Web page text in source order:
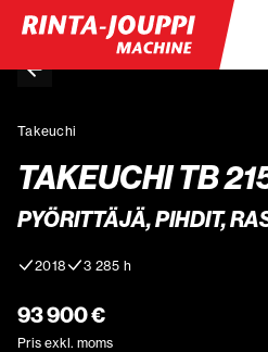
Takeuchi
TAKEUCHI TB
PYÖRITTÄJÄ, PIHDIT,
2018 3 285 h
93 900 €
Pris exkl. moms